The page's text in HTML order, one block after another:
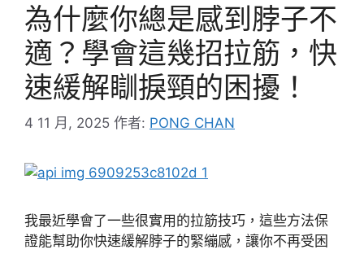
為什麼你總是感到脖子不
適？學會這幾招拉筋，快
速緩解瞓捩頸的困擾！
4 11 月, 2025 作者: PONG CHAN
我最近學會了一些很實用的拉筋技巧，這些方法保
證能幫助你快速緩解脖子的緊繃感，讓你不再受困